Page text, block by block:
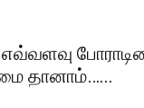
தானாம்…...